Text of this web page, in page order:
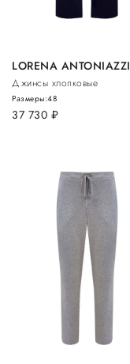
LORENA ANTONIAZZI
Джинсы хлопковые
37 730 руб.
Размеры:48